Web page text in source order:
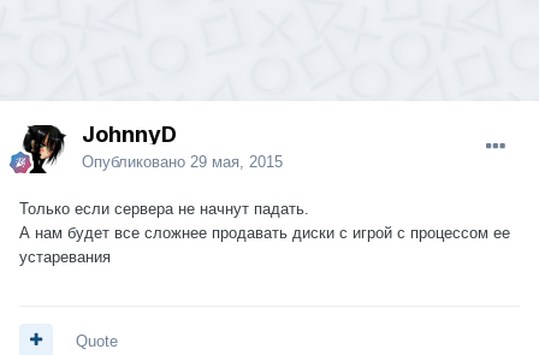
JohnnyD
Опубликовано 29 мая, 2015
Только если сервера не начнут падать.
А нам будет все сложнее продавать диски с игрой с процессом ее
устаревания
Quote